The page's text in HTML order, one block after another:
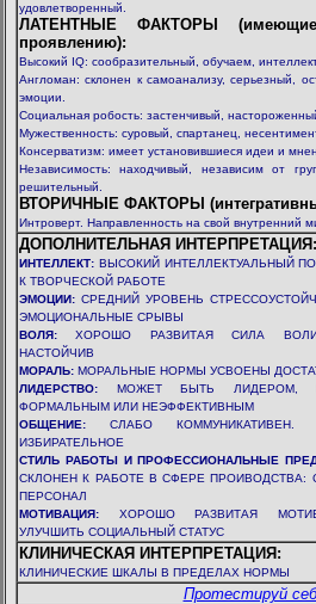
удовлетворенный.
ЛАТЕНТНЫЕ ФАКТОРЫ
проявлению):
Высокий IQ: сообразительный, обучаем,
Англоман: склонен к самоанализу, серьезный,
эмоции.
Социальная pобость: застенчивый,
Мужественность: суровый, спартанец,
Консерватизм: имеет установившиеся идеи и
Независимость: находчивый, независим от
pешительный.
ВТОРИЧНЫЕ ФАКТОРЫ
Интроверт. Направленность на свой внутренний
ДОПОЛНИТЕЛЬНАЯ ИНТЕРПРЕТАЦИЯ:
ИНТЕЛЛЕКТ: ВЫСОКИЙ ИНТЕЛЛЕКТУАЛЬНЫЙ
К ТВОРЧЕСКОЙ РАБОТЕ
ЭМОЦИИ: СРЕДНИЙ УРОВЕНЬ
ЭМОЦИОНАЛЬНЫЕ СРЫВЫ
ВОЛЯ: ХОРОШО РАЗВИТАЯ СИЛА ВОЛИ.
НАСТОЙЧИВ
МОРАЛЬ: МОРАЛЬНЫЕ НОРМЫ УСВОЕНЫ
ЛИДЕРСТВО: МОЖЕТ БЫТЬ ЛИДЕРОМ,
ФОРМАЛЬНЫМ ИЛИ НЕЭФФЕКТИВНЫМ
ОБЩЕНИЕ: СЛАБО КОММУНИКАТИВЕН.
ИЗБИРАТЕЛЬНОЕ
СТИЛЬ РАБОТЫ И ПРОФЕССИОНАЛЬНЫЕ
СКЛОНЕН К РАБОТЕ В СФЕРЕ ПРОИВОДСТВА:
ПЕРСОНАЛ
МОТИВАЦИЯ: ХОРОШО РАЗВИТАЯ
УЛУЧШИТЬ СОЦИАЛЬНЫЙ СТАТУС
КЛИНИЧЕСКАЯ ИНТЕРПРЕТАЦИЯ:
КЛИНИЧЕСКИЕ ШКАЛЫ В ПРЕДЕЛАХ НОРМЫ
Протестируй